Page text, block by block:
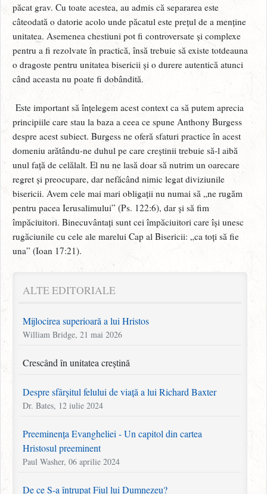
păcat grav. Cu toate acestea, au admis că separarea este
câteodată o datorie acolo unde păcatul este prețul de a menține
unitatea. Asemenea chestiuni pot fi controversate și complexe
pentru a fi rezolvate în practică, însă trebuie să existe totdeauna
o dragoste pentru unitatea bisericii și o durere autentică atunci
când aceasta nu poate fi dobândită.
Este important să înțelegem acest context ca să putem aprecia
principiile care stau la baza a ceea ce spune Anthony Burgess
despre acest subiect. Burgess ne oferă sfaturi practice în acest
domeniu arătându-ne duhul pe care creștinii trebuie să-l aibă
unul față de celălalt. El nu ne lasă doar să nutrim un oarecare
regret și preocupare, dar nefăcând nimic legat diviziunile
bisericii. Avem cele mai mari obligații nu numai să „ne rugăm
pentru pacea Ierusalimului” (Ps. 122:6), dar și să fim
împăciuitori. Binecuvântați sunt cei împăciuitori care își unesc
rugăciunile cu cele ale marelui Cap al Bisericii: „ca toți să fie
una” (Ioan 17:21).
ALTE EDITORIALE
Mijlocirea superioară a lui Hristos
William Bridge, 21 mai 2026
Crescând în unitatea creștină
Despre sfârșitul felului de viață a lui Richard Baxter
Dr. Bates, 12 iulie 2024
Preeminența Evangheliei - Un capitol din cartea
Hristosul preeminent
Paul Washer, 06 aprilie 2024
De ce S-a întrupat Fiul lui Dumnezeu?